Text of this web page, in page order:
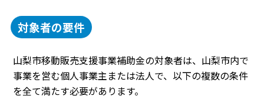
対象者の要件
山梨市移動販売支援事業補助金の対象者は、山梨市内で
事業を営む個人事業主または法人で、以下の複数の条件
を全て満たす必要があります。